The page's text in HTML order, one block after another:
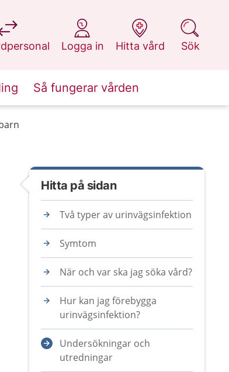
Logga in
på 1177.se
Hitta vård
på 1177.se
Sök
på 1177.se
Så fungerar vården
Hitta på sidan
Två typer av urinvägsinfektion
Symtom
När och var ska jag söka vård?
Hur kan jag förebygga
urinvägsinfektion?
Undersökningar och
utredningar